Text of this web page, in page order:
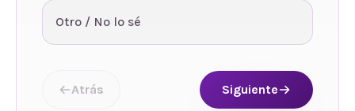
Otro / No lo sé
Atrás Siguiente